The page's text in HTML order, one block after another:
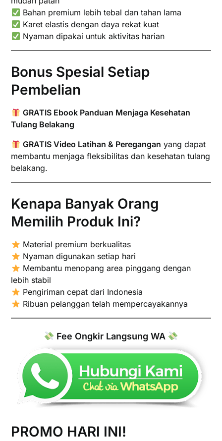
Bahan premium lebih tebal dan tahan lama
Karet elastis dengan daya rekat kuat
Nyaman dipakai untuk aktivitas harian
Bonus Spesial Setiap
Pembelian
GRATIS Ebook Panduan Menjaga Kesehatan
Tulang Belakang
GRATIS Video Latihan & Peregangan yang dapat
membantu menjaga fleksibilitas dan kesehatan tulang
belakang.
Kenapa Banyak Orang
Memilih Produk Ini?
Material premium berkualitas
Nyaman digunakan setiap hari
Membantu menopang area pinggang dengan
lebih stabil
Pengiriman cepat dari Indonesia
Ribuan pelanggan telah mempercayakannya
Fee Ongkir Langsung WA
PROMO HARI INI!